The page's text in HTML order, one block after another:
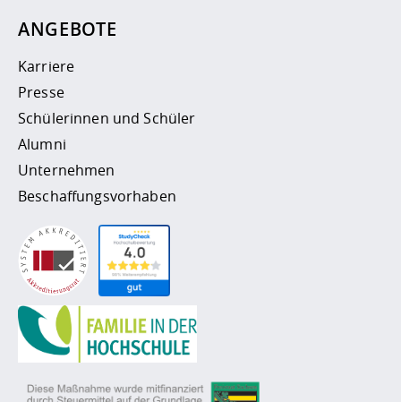
ANGEBOTE
Karriere
Presse
Schülerinnen und Schüler
Alumni
Unternehmen
Beschaffungsvorhaben